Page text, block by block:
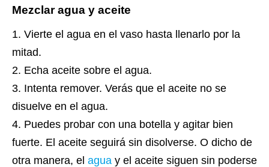
Mezclar agua y aceite
Vierte el agua en el vaso hasta llenarlo por la
mitad.
Echa aceite sobre el agua.
Intenta remover. Verás que el aceite no se
disuelve en el agua.
Puedes probar con una botella y agitar bien
fuerte. El aceite seguirá sin disolverse. O dicho de
otra manera, el agua y el aceite siguen sin poderse